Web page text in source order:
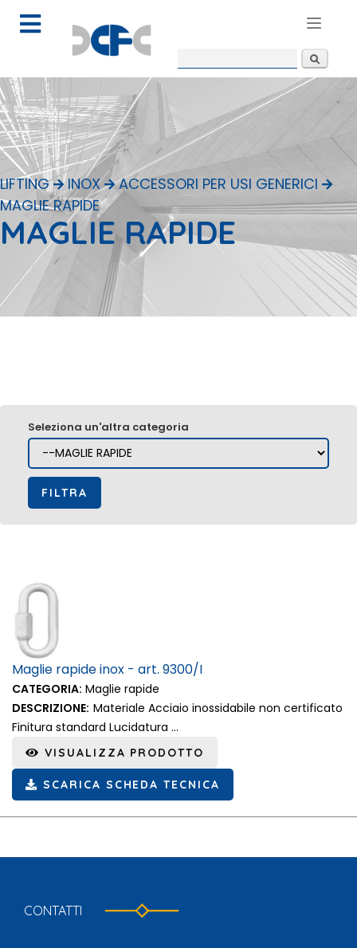
Toggle
Form di
ricerca
Cerca
LIFTING INOX
ACCESSORI PER USI GENERICI
MAGLIE RAPIDE
MAGLIE RAPIDE
Seleziona un'altra categoria
Maglie rapide inox - art. 9300/I
CATEGORIA: Maglie rapide
DESCRIZIONE: Materiale Acciaio inossidabile non certificato
Finitura standard Lucidatura ...
VISUALIZZA PRODOTTO
SCARICA SCHEDA TECNICA
CONTATTI